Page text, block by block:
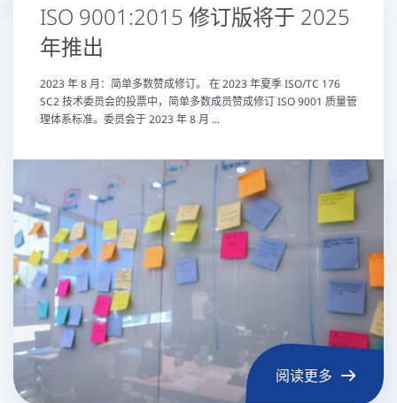
ISO 9001:2015 修订版将于 2025
年推出
2023 年 8 月：简单多数赞成修订。 在 2023 年夏季 ISO/TC 176
SC2 技术委员会的投票中，简单多数成员赞成修订 ISO 9001 质量管
理体系标准。委员会于 2023 年 8 月 ...
阅读更多